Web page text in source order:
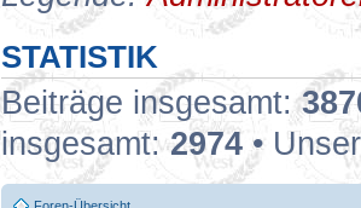
STATISTIK
Beiträge insgesamt:
insgesamt:2974 •